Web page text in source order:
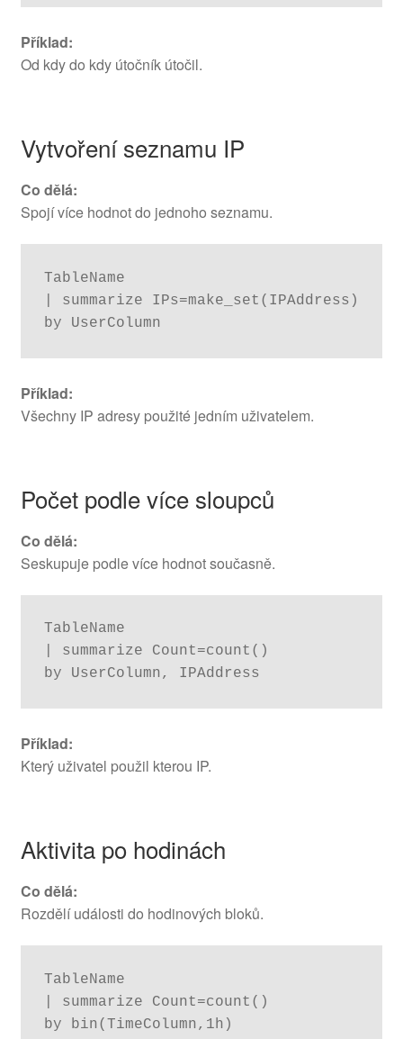
Příklad:
Od kdy do kdy útočník útočil.
Vytvoření seznamu IP
Co dělá:
Spojí více hodnot do jednoho seznamu.
TableName
| summarize IPs=make_set(IPAddress)
by UserColumn
Příklad:
Všechny IP adresy použité jedním uživatelem.
Počet podle více sloupců
Co dělá:
Seskupuje podle více hodnot současně.
TableName
| summarize Count=count()
by UserColumn, IPAddress
Příklad:
Který uživatel použil kterou IP.
Aktivita po hodinách
Co dělá:
Rozdělí události do hodinových bloků.
TableName
| summarize Count=count()
by bin(TimeColumn,1h)